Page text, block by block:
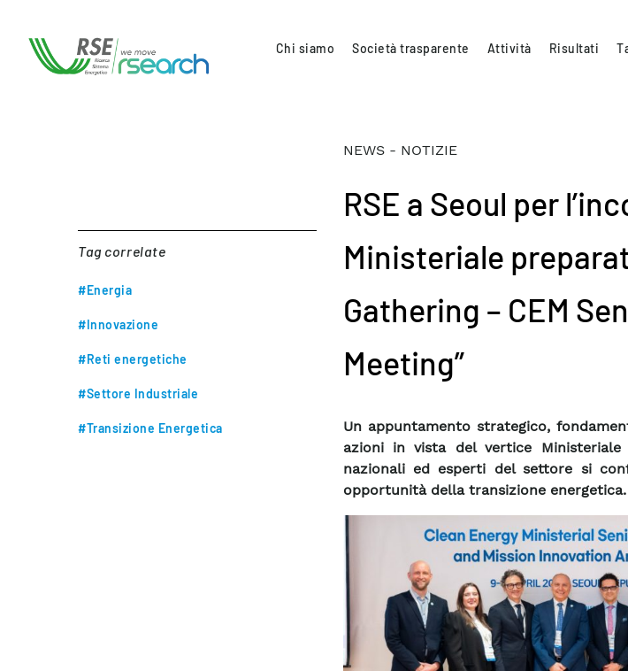
Chi siamo Società trasparente Attività Risultati
Tag correlate
#Energia
#Innovazione
#Reti energetiche
#Settore Industriale
#Transizione Energetica
NEWS - NOTIZIE
RSE a Seoul per
Ministeriale
Gathering – CEM
Meeting”
Un appuntamento strategico,
azioni in vista del vertice Ministeriale
nazionali ed esperti del settore si
opportunità della transizione energetica.